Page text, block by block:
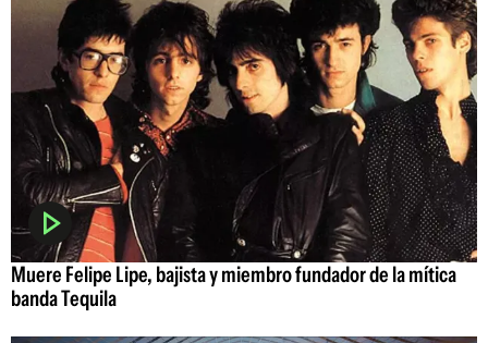
Muere Felipe Lipe, bajista y miembro fundador de la mítica
banda Tequila